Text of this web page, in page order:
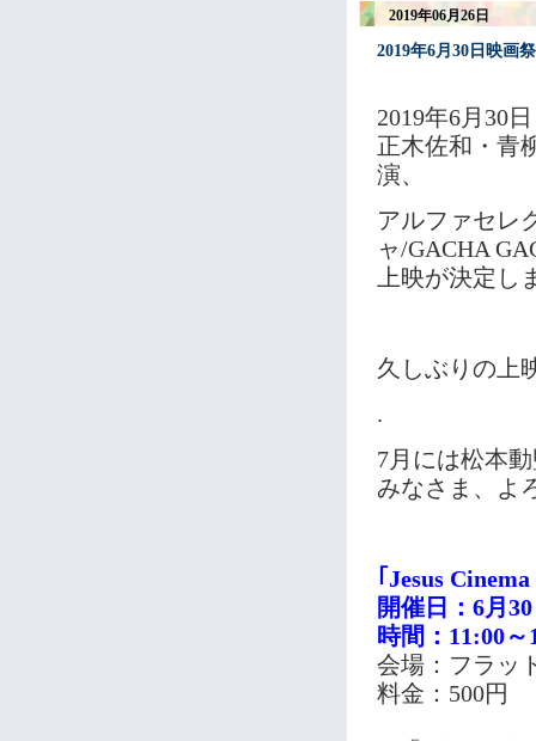
2019年06月26日
2019年6月30日映画
2019年6月30日
正木佐和・青
演、
アルファセレ
ャ/GACHA
上映が決定し
久しぶりの上
.
7月には松本
みなさま、よ
｢Jesus
開催日：6月
時間：11:00～
会場：フラッ
料金：500円